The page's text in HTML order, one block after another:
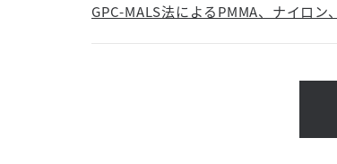
GPC-MALS法によるPMMA、ナイロン